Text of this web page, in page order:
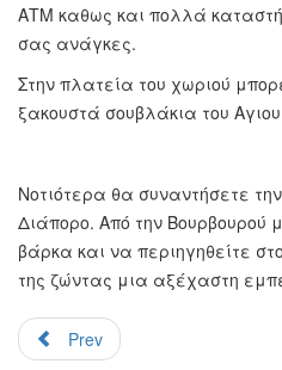
ΑΤΜ καθως και πολλά
σας ανάγκες.
Στην πλατεία του χωριού
ξακουστά σουβλάκια του
Νοτιότερα θα συναντήσετε
Διάπορο. Από την Βουρβουρού
βάρκα και να περιηγηθείτε
της ζώντας μια αξέχαστη
Prev